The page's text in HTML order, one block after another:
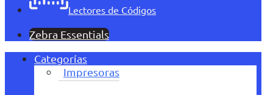
Lectores de Códigos
Zebra Essentials
Categorías
Impresoras